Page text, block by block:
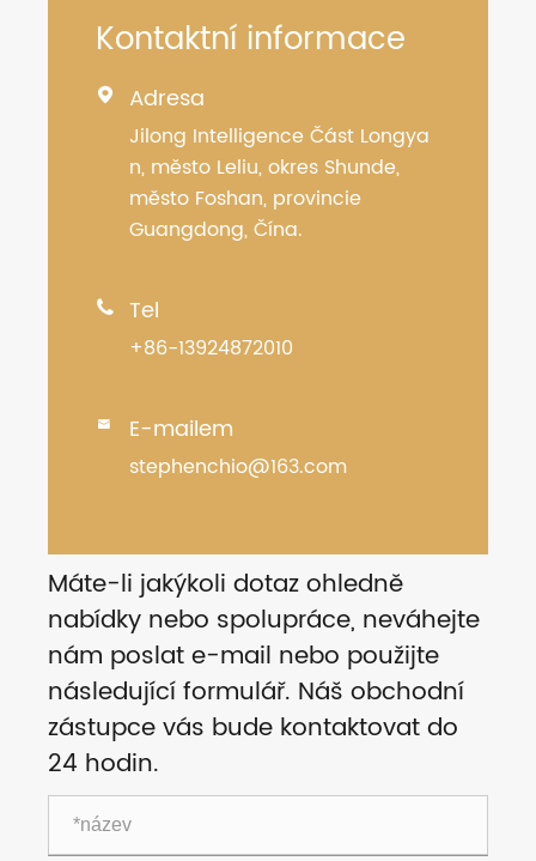
Kontaktní informace
 Adresa
Jilong Intelligence Část Longya
n, město Leliu, okres Shunde,
město Foshan, provincie
Guangdong, Čína.
 Tel
+86-13924872010
 E-mailem
stephenchio@163.com
Máte-li jakýkoli dotaz ohledně
nabídky nebo spolupráce, neváhejte
nám poslat e-mail nebo použijte
následující formulář. Náš obchodní
zástupce vás bude kontaktovat do
24 hodin.